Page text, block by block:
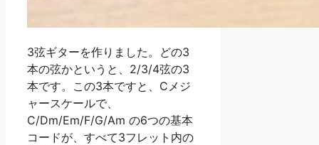
3弦ギターを作りました。どの3
本の弦かというと、2/3/4弦の3
本です。この3本ですと、Cメジ
ャースケールで、
C/Dm/Em/F/G/Am の6つの基本
コードが、すべて3フレット内の